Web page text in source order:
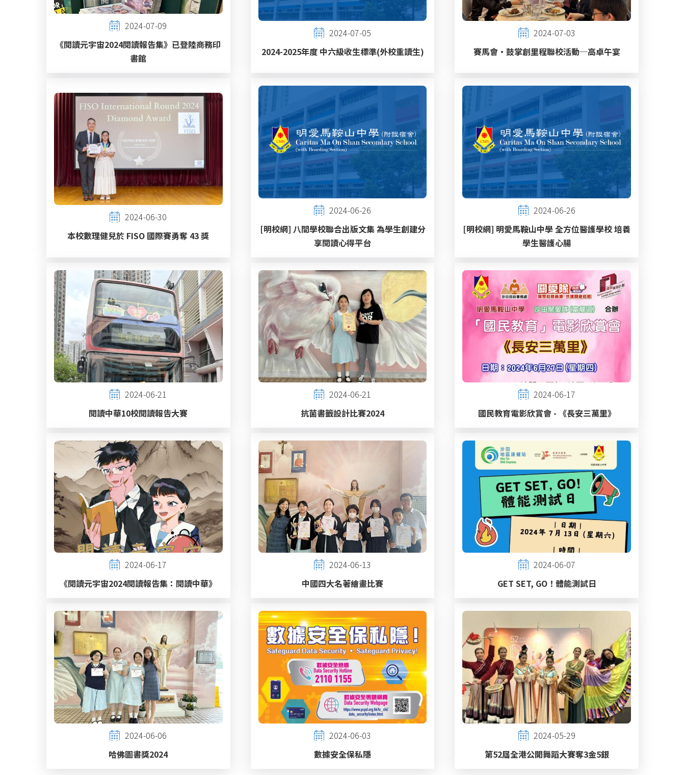
2024-07-09
《閱讀元宇宙2024閱讀報告集》已登陸商務印
書館
2024-07-05
2024-2025年度 中六級收生標準(外校重讀生)
2024-07-03
賽馬會‧鼓掌創里程聯校活動─高卓午宴
2024-06-30
本校數理健兒於 FISO 國際賽勇奪 43 獎
2024-06-26
[明校網] 八間學校聯合出版文集 為學生創建分
享閱讀心得平台
2024-06-26
[明校網] 明愛馬鞍山中學 全方位醫護學校 培養
學生醫護心腸
2024-06-21
閱讀中華10校閱讀報告大賽
2024-06-21
抗菌書籤設計比賽2024
2024-06-17
國民教育電影欣賞會 - 《長安三萬里》
2024-06-17
《閱讀元宇宙2024閱讀報告集：閱讀中華》
2024-06-13
中國四大名著繪畫比賽
2024-06-07
GET SET, GO！體能測試日
2024-06-06
哈佛圖書獎2024
2024-06-03
數據安全保私隱
2024-05-29
第52屆全港公開舞蹈大賽奪3金5銀